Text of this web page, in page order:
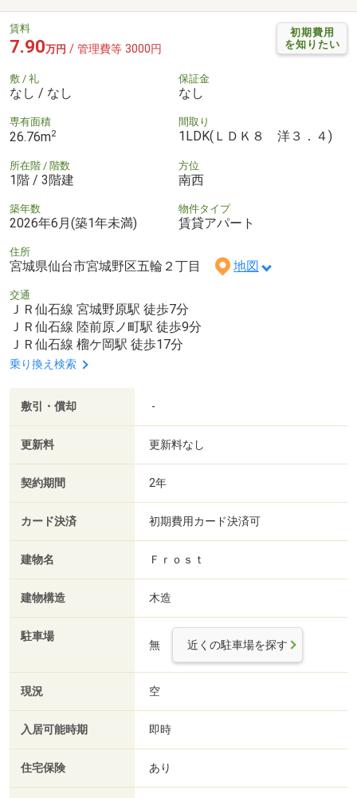
初期費用
を知りたい
賃料
7.90万円 / 管理費等 3000円
敷 / 礼
なし / なし
保証金
なし
専有面積
26.76m2
間取り
1LDK(ＬＤＫ８ 洋３．４)
所在階 / 階数
1階 / 3階建
方位
南西
築年数
2026年6月(築1年未満)
物件タイプ
賃貸アパート
住所
宮城県仙台市宮城野区五輪２丁目 地図
交通
ＪＲ仙石線 宮城野原駅 徒歩7分
ＪＲ仙石線 陸前原ノ町駅 徒歩9分
ＪＲ仙石線 榴ケ岡駅 徒歩17分
乗り換え検索
敷引・償却 -
更新料 更新料なし
契約期間 2年
カード決済 初期費用カード決済可
建物名 Ｆｒｏｓｔ
建物構造 木造
駐車場
無 近くの駐車場を探す
現況 空
入居可能時期 即時
住宅保険 あり